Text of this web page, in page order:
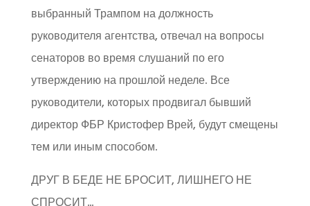
выбранный Трампом на должность
руководителя агентства, отвечал на вопросы
сенаторов во время слушаний по его
утверждению на прошлой неделе. Все
руководители, которых продвигал бывший
директор ФБР Кристофер Врей, будут смещены
тем или иным способом.
ДРУГ В БЕДЕ НЕ БРОСИТ, ЛИШНЕГО НЕ
СПРОСИТ…